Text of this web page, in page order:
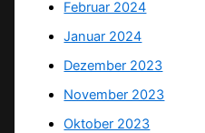
Februar 2024
Januar 2024
Dezember 2023
November 2023
Oktober 2023